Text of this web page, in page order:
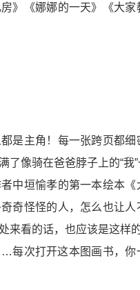
》《娜娜的一天》《大
是主角！每一张跨页都
了像骑在爸爸脖子上的“我
中垣愉孝的第一本绘本
奇怪怪的人，怎么也让
来看的话，也应该是这样
每次打开这本图画书，你